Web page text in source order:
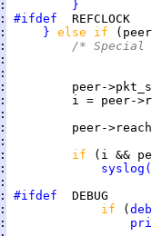
:
}
: #ifdef
: } else if
:
/* Special
:
:
:
:
i =
:
:
peer-
:
: if
(i &&
: syslog (
:
: #ifdef
: if (
: